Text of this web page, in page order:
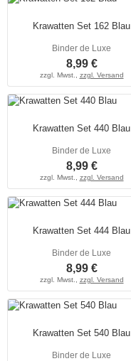
Krawatten Set 162 Blau
Binder de Luxe
8,99 €
zzgl. Mwst., zzgl. Versand
Krawatten Set 440 Blau
Binder de Luxe
8,99 €
zzgl. Mwst., zzgl. Versand
Krawatten Set 444 Blau
Binder de Luxe
8,99 €
zzgl. Mwst., zzgl. Versand
Krawatten Set 540 Blau
Binder de Luxe